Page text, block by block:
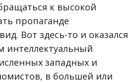
к высокой
пропаганде
Вот здесь-то и оказался
интеллектуальный
западных и
в большей или